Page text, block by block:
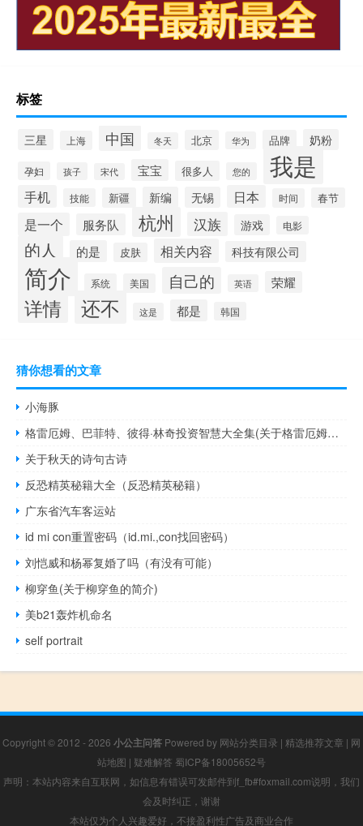
标签
三星 上海 中国 冬天 北京 华为 品牌 奶粉
孕妇 孩子 宋代 宝宝 很多人 您的 我是
手机 技能 新疆 新编 无锡 日本 时间 春节
是一个 服务队 杭州 汉族 游戏 电影
的人 的是 皮肤 相关内容 科技有限公司
简介 系统 美国 自己的 英语 荣耀
详情 还不 这是 都是 韩国
猜你想看的文章
小海豚
格雷厄姆、巴菲特、彼得·林奇投资智慧大全集(关于格雷厄姆、巴菲特、彼得·林奇投资智慧大全集的简介)
关于秋天的诗句古诗
反恐精英秘籍大全（反恐精英秘籍）
广东省汽车客运站
id mi con重置密码（id.mi.,con找回密码）
刘恺威和杨幂复婚了吗（有没有可能）
柳穿鱼(关于柳穿鱼的简介)
美b21轰炸机命名
self portrait
Copyright © 2012 - 2026 小公主问答 Powered by 网站分类目录 | 精选推荐文章 | 网
站地图 | 疑难解答 蜀ICP备18005652号
声明：本站内容来自互联网，如信息有错误可发邮件到f_fb#foxmail.com说明，我们
会及时纠正，谢谢
本站仅为个人兴趣爱好，不接盈利性广告及商业合作